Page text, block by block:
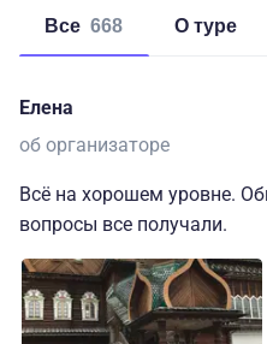
Все 668 о туре
Елена
об организаторе
Всё на хорошем уровне.
вопросы все получали.